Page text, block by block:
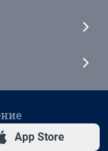
App Store